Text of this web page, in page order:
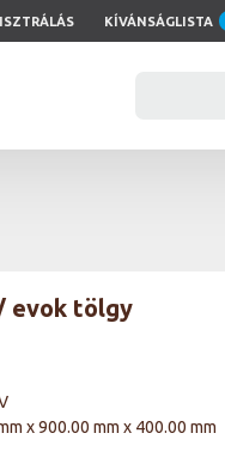
KÍVÁNSÁGLISTA
evok tölgy
x 900.00 mm x 400.00 mm